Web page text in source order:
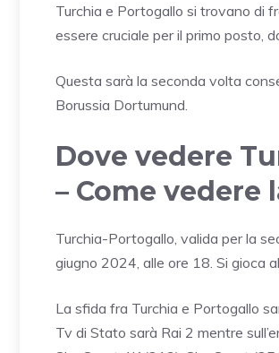
Turchia e Portogallo si trovano di
essere cruciale per il primo posto,
Questa sarà la seconda volta
Borussia Dortumund.
Dove vedere
– Come vedere
Turchia-Portogallo, valida per la
giugno 2024, alle ore 18. Si gioca
La sfida fra Turchia e Portogallo
Tv di Stato sarà Rai 2 mentre